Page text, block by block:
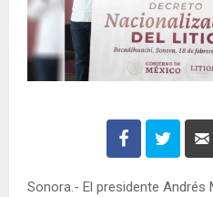
Sonora.- El presidente Andrés